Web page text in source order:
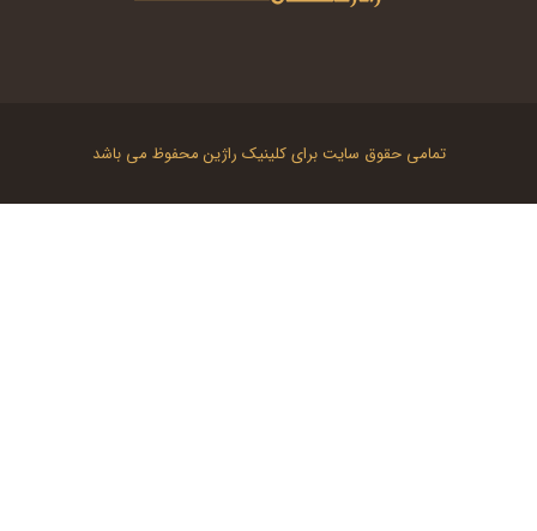
تمامی حقوق سایت برای کلینیک راژین محفوظ می باشد